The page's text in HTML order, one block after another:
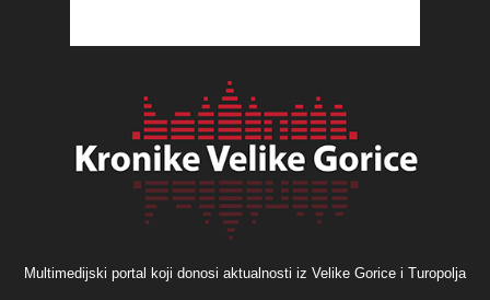
Multimedijski portal koji donosi aktualnosti iz Velike Gorice i Turopolja